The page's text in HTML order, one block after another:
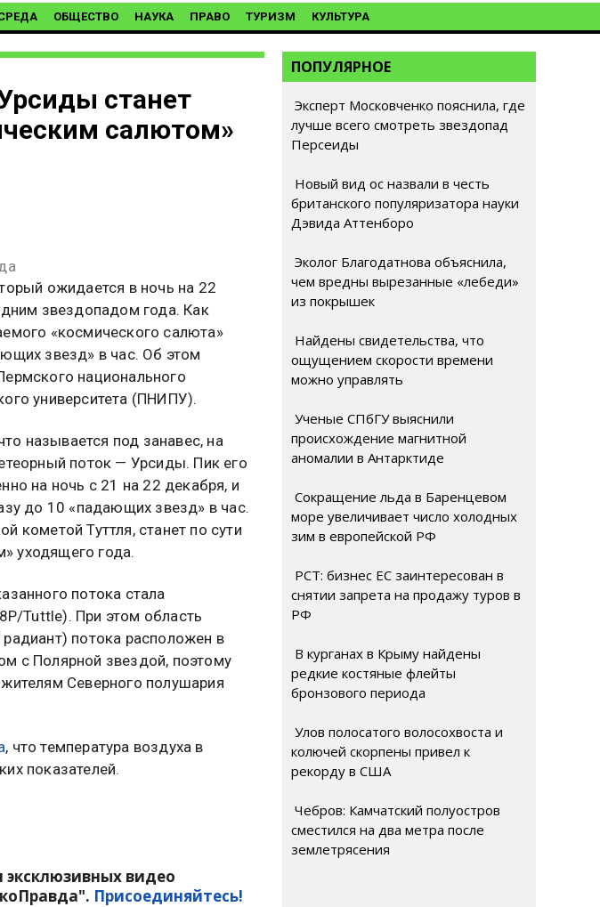
ОБЩЕСТВО НАУКА ПРАВО ТУРИЗМ КУЛЬТУРА
станет
салютом»
ожидается в ночь на 22
звездопадом года. Как
«космического салюта»
звезд» в час. Об этом
национального
университета (ПНИПУ).
называется под занавес, на
поток — Урсиды. Пик его
на ночь с 21 на 22 декабря, и
до 10 «падающих звезд» в час.
кометой Туттля, станет по сути
уходящего года.
потока стала
Tuttle). При этом область
потока расположен в
с Полярной звездой, поэтому
Северного полушария
, что температура воздуха в
показателей.
эксклюзивных видео
Присоединяйтесь!
ПОПУЛЯРНОЕ
Эксперт Московченко пояснила, где
лучше всего смотреть звездопад
Персеиды
Новый вид ос назвали в честь
британского популяризатора науки
Дэвида Аттенборо
Эколог Благодатнова объяснила,
чем вредны вырезанные «лебеди»
из покрышек
Найдены свидетельства, что
ощущением скорости времени
можно управлять
Ученые СПбГУ выяснили
происхождение магнитной
аномалии в Антарктиде
Сокращение льда в Баренцевом
море увеличивает число холодных
зим в европейской РФ
РСТ: бизнес ЕС заинтересован в
снятии запрета на продажу туров в
РФ
В курганах в Крыму найдены
редкие костяные флейты
бронзового периода
Улов полосатого волосохвоста и
колючей скорпены привел к
рекорду в США
Чебров: Камчатский полуостров
сместился на два метра после
землетрясения